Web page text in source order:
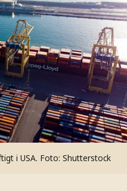
i USA. Foto: Shutterstock